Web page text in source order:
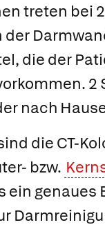
treten bei
die der
2
nach
die CT-
bzw.
ein genaues